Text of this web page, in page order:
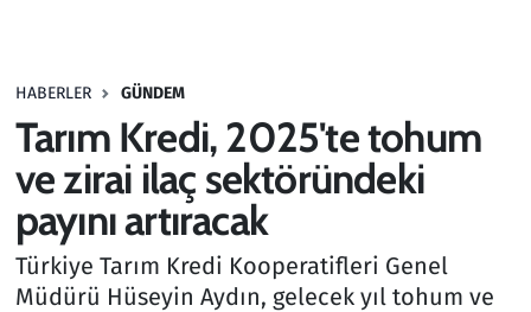
HABERLER GÜNDEM
Tarım Kredi, 2025'te tohum
ve zirai ilaç sektöründeki
payını artıracak
Türkiye Tarım Kredi Kooperatifleri Genel
Müdürü Hüseyin Aydın, gelecek yıl tohum ve
Haber
Kültür Sanat
Kurumsal Haberler
Lezzet Durağı